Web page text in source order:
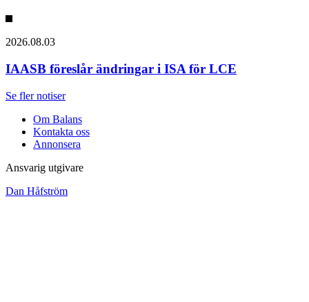
2026.08.03
IAASB föreslår ändringar i ISA för LCE
Se fler notiser
Om Balans
Kontakta oss
Annonsera
Ansvarig utgivare
Dan Håfström